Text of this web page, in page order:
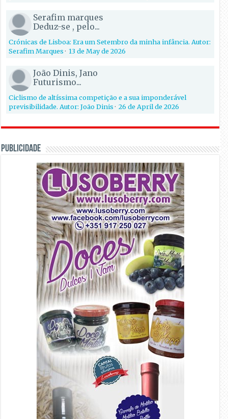
Serafim marques
Deduz-se , pelo...
Crónicas de Lisboa: Era um Setembro da minha infância. Autor:
Serafim Marques·13 de May de 2026
João Dinis, Jano
Futurismo...
Ciclismo de altíssima competição e a sua imponderável
previsibilidade. Autor: João Dinis·26 de April de 2026
PUBLICIDADE